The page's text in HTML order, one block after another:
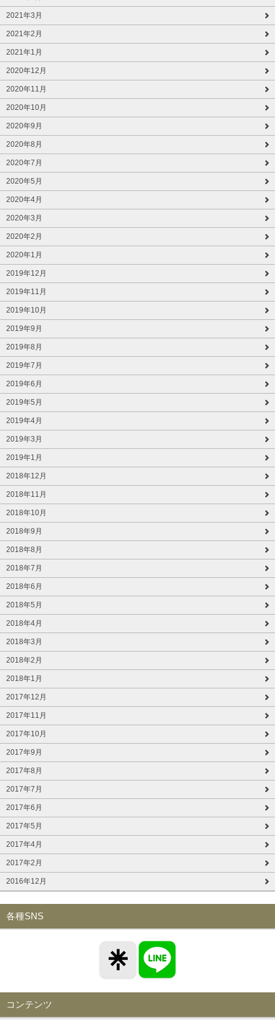
2021年3月
2021年2月
2021年1月
2020年12月
2020年11月
2020年10月
2020年9月
2020年8月
2020年7月
2020年5月
2020年4月
2020年3月
2020年2月
2020年1月
2019年12月
2019年11月
2019年10月
2019年9月
2019年8月
2019年7月
2019年6月
2019年5月
2019年4月
2019年3月
2019年1月
2018年12月
2018年11月
2018年10月
2018年9月
2018年8月
2018年7月
2018年6月
2018年5月
2018年4月
2018年3月
2018年2月
2018年1月
2017年12月
2017年11月
2017年10月
2017年9月
2017年8月
2017年7月
2017年6月
2017年5月
2017年4月
2017年2月
2016年12月
各種SNS
コンテンツ